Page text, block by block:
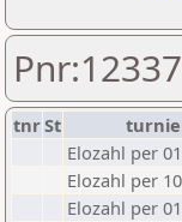
tnrSt
Elozahl per
Elozahl per
Elozahl per